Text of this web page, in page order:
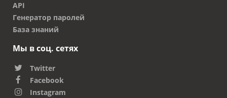
API
Генератор паролей
База знаний
Мы в соц. сетях
Twitter
Facebook
Instagram